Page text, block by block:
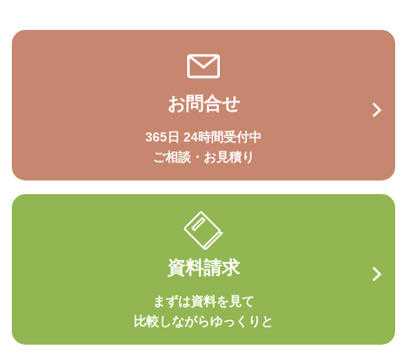
お問合せ
365日 24時間受付中
ご相談・お見積り
資料請求
まずは資料を見て
比較しながらゆっくりと